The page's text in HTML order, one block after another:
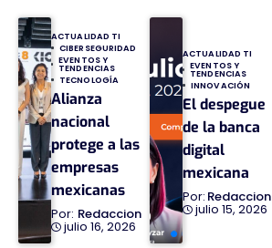
ACTUALIDAD TI
CIBERSEGURIDAD
EVENTOS Y
TENDENCIAS
TECNOLOGÍA
Alianza
nacional
protege a las
empresas
mexicanas
Redaccion
julio 16, 2026
ACTUALIDAD TI
EVENTOS Y
TENDENCIAS
INNOVACIÓN
El despegue
de la banca
digital
mexicana
Redaccion
julio 15, 2026